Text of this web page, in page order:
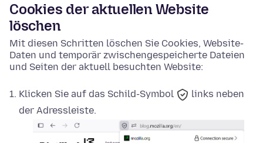
Cookies der aktuellen Website
löschen
Mit diesen Schritten löschen Sie Cookies, Website-
Daten und temporär zwischengespeicherte Dateien
und Seiten der aktuell besuchten Website:
Klicken Sie auf das Schild-Symbol
links neben
der Adressleiste.